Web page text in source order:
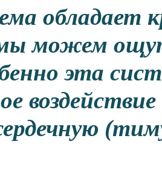
обладает
можем
эта